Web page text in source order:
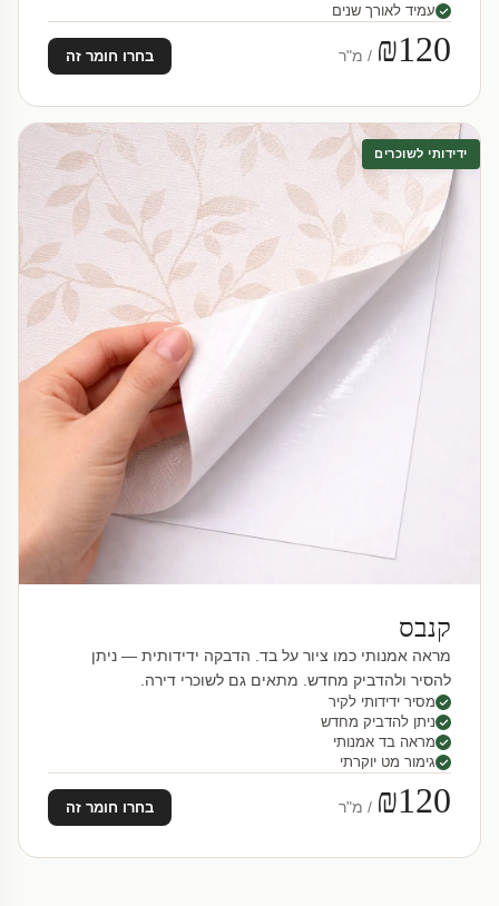
עמיד לאורך שנים
₪120 / מ"ר בחרו חומר זה
ידידותי לשוכרים
קנבס
מראה אמנותי כמו ציור על בד. הדבקה ידידותית — ניתן
להסיר ולהדביק מחדש. מתאים גם לשוכרי דירה.
מסיר ידידותי לקיר
ניתן להדביק מחדש
מראה בד אמנותי
גימור מט יוקרתי
₪120 / מ"ר בחרו חומר זה